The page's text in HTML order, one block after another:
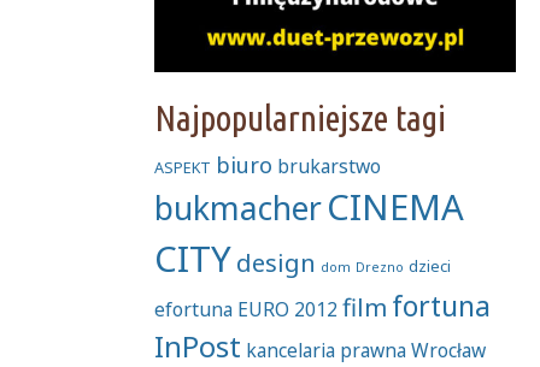
Najpopularniejsze tagi
ASPEKT biuro brukarstwo
bukmacherCINEMA
CITYdesign dom Drezno dzieci
efortuna EURO 2012film fortuna
InPost kancelaria prawna Wrocław